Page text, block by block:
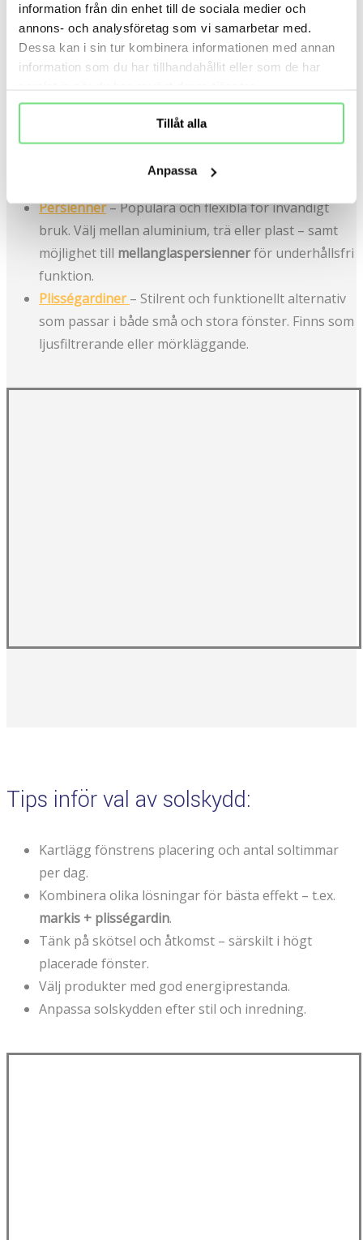
information från din enhet till de sociala medier och
annons- och analysföretag som vi samarbetar med.
Dessa kan i sin tur kombinera informationen med annan
information som du har tillhandahållit eller som de har
Tillåt alla
Anpassa
Markiser– Effektivt utvändigt solskydd som
skuggar hela fönsterpartier. Perfekt för uteplatser
och södervända fasader.
löper i sidoskenor, vilket ger ett sträckt och stabilt
skydd även vid vind. Ger effektiv avskärmning utan
att stänga ute dagsljuset – idealiskt för stora
Persienner– Populära och flexibla för invändigt
bruk. Välj mellan aluminium, trä eller plast – samt
möjlighet till mellanglaspersiennerför underhållsfri
funktion.
Plisségardiner – Stilrent och funktionellt alternativ
som passar i både små och stora fönster. Finns som
ljusfiltrerande eller mörkläggande.
Tips inför val av solskydd:
Kartlägg fönstrens placering och antal soltimmar
per dag.
Kombinera olika lösningar för bästa effekt – t.ex.
markis + plisségardin.
Tänk på skötsel och åtkomst – särskilt i högt
placerade fönster.
Välj produkter med god energiprestanda.
Anpassa solskydden efter stil och inredning.